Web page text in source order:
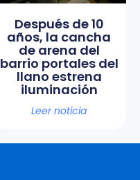
Después de 10
años, la cancha
de arena del
barrio portales del
llano estrena
iluminación
Leer noticia